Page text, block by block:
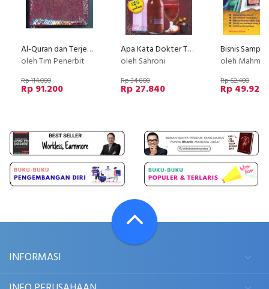
Al-Quran dan Terjemahan Merah Mahuum Besar Sahifa Dilengkapi Tajwid Warna
oleh Tim Penerbit
Rp 114.000
Rp 91.200
Apa Kata Dokter Tentang Khasiat Jus Kulit Manggis
oleh Sahroni
Rp 34.800
Rp 27.840
oleh
Rp 62.400
Rp 49.920
INFORMASI